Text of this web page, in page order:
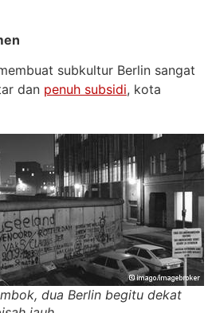
subkultur Berlin sangat
dan penuh subsidi, kota
dua Berlin begitu dekat